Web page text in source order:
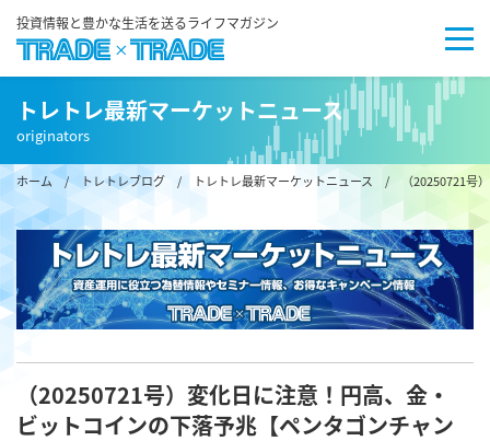
投資情報と豊かな生活を送るライフマガジン
トレトレ最新マーケットニュース
originators
ホーム/ トレトレブログ / トレトレ最新マーケットニュース / （20250721号）
（20250721号）変化日に注意！円高、金・
ビットコインの下落予兆【ペンタゴンチャン